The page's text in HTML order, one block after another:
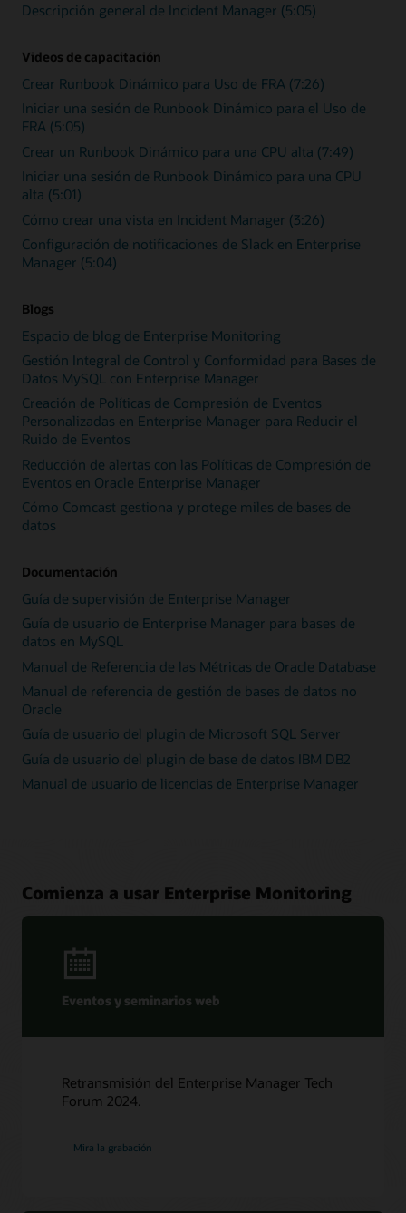
Descripción general de Incident Manager (5:05)
Videos de capacitación
Crear Runbook Dinámico para Uso de FRA (7:26)
Iniciar una sesión de Runbook Dinámico para el Uso de
FRA (5:05)
Crear un Runbook Dinámico para una CPU alta (7:49)
Iniciar una sesión de Runbook Dinámico para una CPU
alta (5:01)
Cómo crear una vista en Incident Manager (3:26)
Configuración de notificaciones de Slack en Enterprise
Manager (5:04)
Blogs
Espacio de blog de Enterprise Monitoring
Gestión Integral de Control y Conformidad para Bases de
Datos MySQL con Enterprise Manager
Creación de Políticas de Compresión de Eventos
Personalizadas en Enterprise Manager para Reducir el
Ruido de Eventos
Reducción de alertas con las Políticas de Compresión de
Eventos en Oracle Enterprise Manager
Cómo Comcast gestiona y protege miles de bases de
datos
Documentación
Guía de supervisión de Enterprise Manager
Guía de usuario de Enterprise Manager para bases de
datos en MySQL
Manual de Referencia de las Métricas de Oracle Database
Manual de referencia de gestión de bases de datos no
Oracle
Guía de usuario del plugin de Microsoft SQL Server
Guía de usuario del plugin de base de datos IBM DB2
Manual de usuario de licencias de Enterprise Manager
Comienza a usar Enterprise Monitoring
Eventos y seminarios web
Retransmisión del Enterprise Manager Tech
Forum 2024.
Mira la grabación